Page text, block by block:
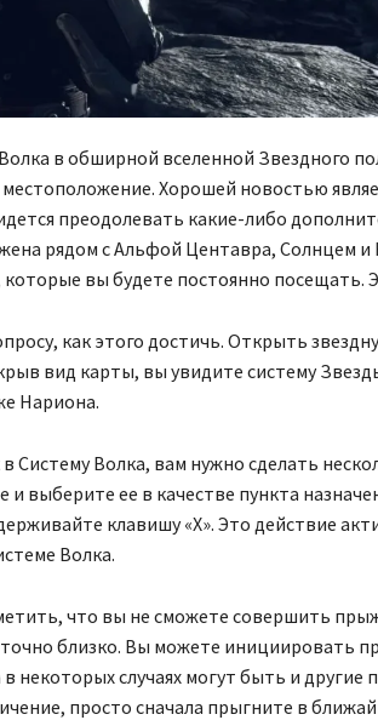
в обширной вселенной Звездного
Хорошей новостью
преодолевать какие-либо
рядом с Альфой Центавра, Солнцем
вы будете постоянно посещать.
как этого достичь. Открыть
вид карты, вы увидите систему
Нариона.
Систему Волка, вам нужно сделать
и выберите ее в качестве пункта
клавишу «X». Это действие
Волка.
что вы не сможете совершить
близко. Вы можете инициировать
некоторых случаях могут быть и
просто сначала прыгните в